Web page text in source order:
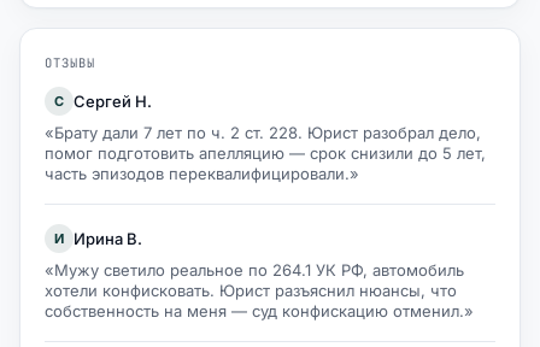
ОТЗЫВЫ
С Сергей Н.
«Брату дали 7 лет по ч. 2 ст. 228. Юрист разобрал дело,
помог подготовить апелляцию — срок снизили до 5 лет,
часть эпизодов переквалифицировали.»
И
Ирина В.
«Мужу светило реальное по 264.1 УК РФ, автомобиль
хотели конфисковать. Юрист разъяснил нюансы, что
собственность на меня — суд конфискацию отменил.»